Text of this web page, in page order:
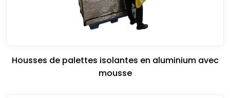
Housses de palettes isolantes en aluminium avec
mousse